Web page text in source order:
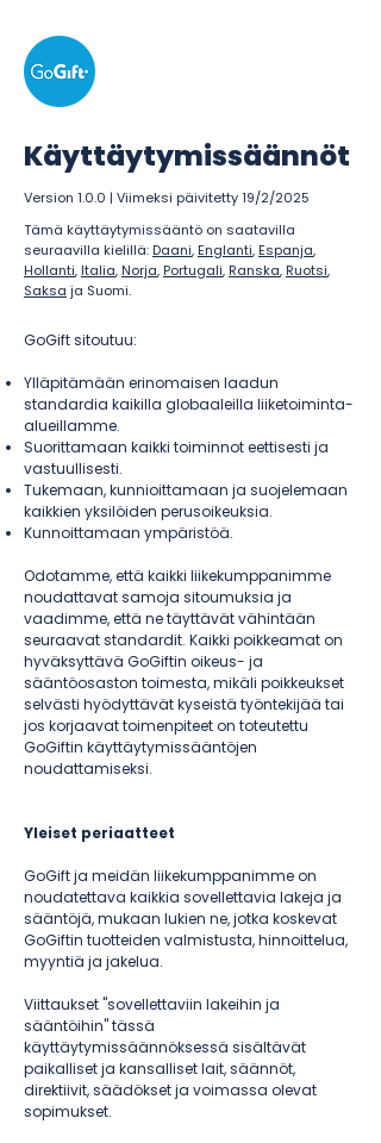
Käyttäytymissäännöt
Version 1.0.0 | Viimeksi päivitetty 19/2/2025
Tämä käyttäytymissääntö on saatavilla
seuraavilla kielillä: Daani, Englanti, Espanja,
Hollanti, Italia, Norja, Portugali, Ranska, Ruotsi,
Saksa ja Suomi.
GoGift sitoutuu:
Ylläpitämään erinomaisen laadun
standardia kaikilla globaaleilla liiketoiminta-
alueillamme.
Suorittamaan kaikki toiminnot eettisesti ja
vastuullisesti.
Tukemaan, kunnioittamaan ja suojelemaan
kaikkien yksilöiden perusoikeuksia.
Kunnoittamaan ympäristöä.
Odotamme, että kaikki liikekumppanimme
noudattavat samoja sitoumuksia ja
vaadimme, että ne täyttävät vähintään
seuraavat standardit. Kaikki poikkeamat on
hyväksyttävä GoGiftin oikeus- ja
sääntöosaston toimesta, mikäli poikkeukset
selvästi hyödyttävät kyseistä työntekijää tai
jos korjaavat toimenpiteet on toteutettu
GoGiftin käyttäytymissääntöjen
noudattamiseksi.
Yleiset periaatteet
GoGift ja meidän liikekumppanimme on
noudatettava kaikkia sovellettavia lakeja ja
sääntöjä, mukaan lukien ne, jotka koskevat
GoGiftin tuotteiden valmistusta, hinnoittelua,
myyntiä ja jakelua.
Viittaukset "sovellettaviin lakeihin ja
sääntöihin" tässä
käyttäytymissäännöksessä sisältävät
paikalliset ja kansalliset lait, säännöt,
direktiivit, säädökset ja voimassa olevat
sopimukset.